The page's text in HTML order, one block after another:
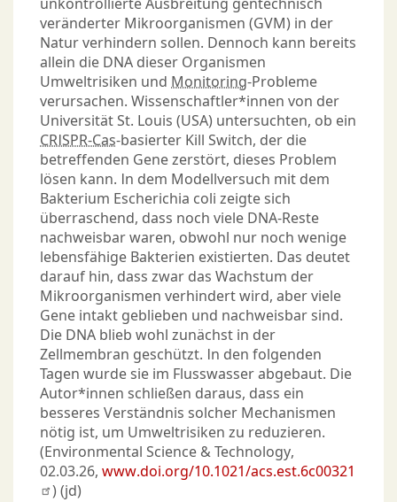
veränderter Mikroorganismen (GVM) in der
Natur verhindern sollen. Dennoch kann bereits
allein die DNA dieser Organismen
Umweltrisiken und Monitoring-Probleme
verursachen. Wissenschaftler*innen von der
Universität St. Louis (USA) untersuchten, ob ein
CRISPR-Cas-basierter Kill Switch, der die
betreffenden Gene zerstört, dieses Problem
lösen kann. In dem Modellversuch mit dem
Bakterium Escherichia coli zeigte sich
überraschend, dass noch viele DNA-Reste
nachweisbar waren, obwohl nur noch wenige
lebensfähige Bakterien existierten. Das deutet
darauf hin, dass zwar das Wachstum der
Mikroorganismen verhindert wird, aber viele
Gene intakt geblieben und nachweisbar sind.
Die DNA blieb wohl zunächst in der
Zellmembran geschützt. In den folgenden
Tagen wurde sie im Flusswasser abgebaut. Die
Autor*innen schließen daraus, dass ein
besseres Verständnis solcher Mechanismen
nötig ist, um Umweltrisiken zu reduzieren.
(Environmental Science & Technology,
02.03.26, www.doi.org/10.1021/acs.est.6c00321
) (jd)